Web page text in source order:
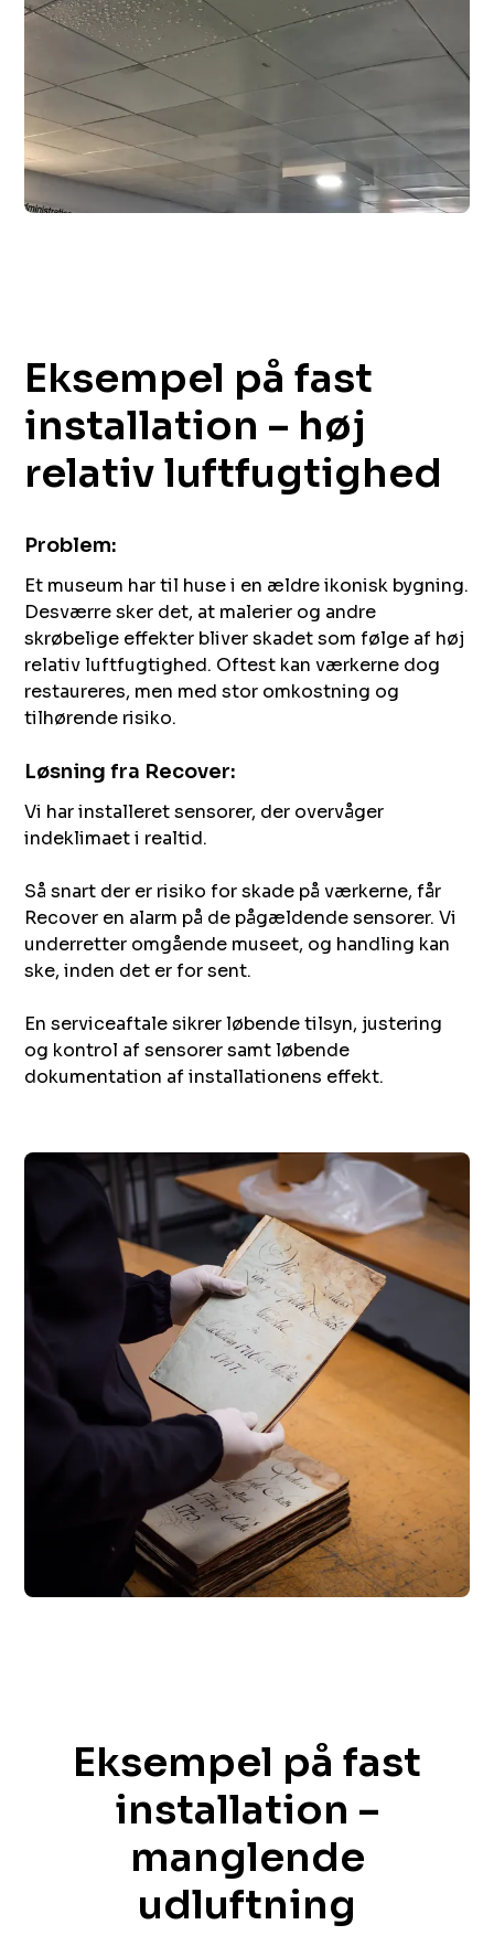
Eksempel på fast
installation – høj
relativ luftfugtighed​​​​‌ ‍ ​‍​‍‌‍ ‌ ​‍‌‍‍‌‌‍‌ ‌‍‍‌‌‍ ‍​‍​‍​ ‍‍​‍​‍‌ ​ ‌‍​‌‌‍ ‍‌‍‍‌‌ ‌​‌ ‍‌​‍ ‍‌‍‍‌‌‍ ​‍​‍​‍ ​​‍​‍‌‍‍​‌ ​‍‌‍‌‌‌‍‌‍​‍​‍​ ‍‍​‍​‍​‍ ‌ ​ ‌ ‌​‌ ‌‌‌‍‌​‌‍‍‌‌‍ ​‍ ‌‍‍‌‌‍ ‍‌ ‌​‌‍‌‌‌‍ ‍‌ ‌​​‍ ‌‍‌‌‌‍‌​‌‍‍‌‌ ‌​​‍ ‌‍ ‌‌‍ ‌‍‌​‌‍‌‌​ ‌‌ ​​‌ ​‍‌‍‌‌‌ ​ ‌‍‌‌‌‍ ‍‌ ‌​‌‍​‌‌ ‌​‌‍‍‌‌‍ ‌‍ ‍​ ‍ ‌‍‍‌‌‍‌​​ ‌​ ‍‌​ ​‍‌‍​‍​ ​ ‌‍‌‌​ ‌ ​ ‌​​ ​‍​‍ ‌​ ​‍​ ​‌​ ​‌​ ‌ ​‍ ‌​ ‌​​ ‌‌​ ‌‌‌‍‌​​‍ ‌​ ‍​​ ‍​​ ‌‍‌‍​‌​‍ ‌‌‍‌‍‌‍‌​​ ​‌​ ‌‍​ ​ ​ ‍‌​ ‌‌‌‍​ ​ ‍‌‌‍‌‍​ ​​​ ‌‍​ ‍ ‌ ‌​‌ ‍‌‌ ​​‌‍‌‌​ ‌‌ ​ ‌‍‍‌‌ ‌​‌‍‌‌‌‌​​‌‍​‌‌‍‌ ‌‍‌‌​ ‍ ‌ ​​‌‍​‌‌ ‌​‌‍‍​​ ‌‌ ​​‌‍​‌‌‍‌ ‌‍‌‌‌​​‍‌ ‌‌‌‍‍‌‌‍ ​‌‍‌​‌‍‌‌‌ ​‍​‍‌‌​ ‌‌‌​​‍‌‌ ‌‍‍ ‌‍‌‌‌ ‍‌​‍‌‌​ ​ ‌​‌​​‍‌‌​ ​ ‌​‌​​‍‌‌​ ​‍​ ​‍​ ‌‍​ ‍​​ ‌‌​ ​ ​ ​‍​ ‌​​ ​ ‌‍​‌‌‍‌​​ ​​‌‍‌​​ ​​​‍‌‌​ ​‍​ ​‍​‍‌‌​ ‌‌‌​‌​​‍ ‍‌‍​ ‌‍ ‌‍ ‍‌ ‌​‌‍‌‌‌‍ ‍‌ ‌​​‍‌‌​ ‌‌‌​​‍‌‌ ‌‍‍ ‌‍‌‌‌ ‍‌​‍‌‌​ ​ ‌​‌​​‍‌‌​ ​ ‌​‌​​‍‌‌​ ​‍​ ​‍‌‍​‍​ ‍‌‌‍​‍​ ​‌​ ​‌‌‍‌‍‌‍‌‍​ ‌ ​ ‍​​ ​‍​ ​‌‌‍‌‍​‍‌‌​ ​‍​ ​‍​‍‌‌​ ‌‌‌​‌​​‍ ‍‌‍​ ‌‍‍​‌‍‍‌‌‍ ​‌‍‌​‌ ​‍‌‍‌‌‌‍ ‍​‍‌‌​ ‌‌‌​​‍‌‌ ‌‍‍ ‌‍‌‌‌ ‍‌​‍‌‌​ ​ ‌​‌​​‍‌‌​ ​ ‌​‌​​‍‌‌​ ​‍​ ​‍‌‍‌‌​ ​ ‌‍‌‌​ ​‍​ ‌ ​ ‌‌​ ‍​​ ​‍​ ‌‌​ ‌‍​ ‌ ‌‍‌‌​‍‌‌​ ​‍​ ​‍​‍‌‌​ ‌‌‌​‌​​‍ ‍‌ ‌​‌‍‌‌‌ ‍​‌ ‌​​ ‌‍​‍‌‍​‌‌ ​ ‌‍‌‌‌‌‌‌‌ ​‍‌‍ ​​ ‌​‍‌‌​ ​‍‌​‌‍‌ ​ ‌ ‌​‌ ‌‌‌‍‌​‌‍‍‌‌‍ ​‍‌‍‌‍‍‌‌‍‌​​ ‌​ ‍‌​ ​‍‌‍​‍​ ​ ‌‍‌‌​ ‌ ​ ‌​​ ​‍​‍ ‌​ ​‍​ ​‌​ ​‌​ ‌ ​‍ ‌​ ‌​​ ‌‌​ ‌‌‌‍‌​​‍ ‌​ ‍​​ ‍​​ ‌‍‌‍​‌​‍ ‌‌‍‌‍‌‍‌​​ ​‌​ ‌‍​ ​ ​ ‍‌​ ‌‌‌‍​ ​ ‍‌‌‍‌‍​ ​​​ ‌‍​‍‌‍‌ ‌​‌ ‍‌‌ ​​‌‍‌‌​ ‌‌ ​ ‌‍‍‌‌ ‌​‌‍‌‌‌‌​​‌‍​‌‌‍‌ ‌‍‌‌​‍‌‍‌ ​​‌‍​‌‌ ‌​‌‍‍​​ ‌‌ ​​‌‍​‌‌‍‌ ‌‍‌‌‌​​‍‌ ‌‌‌‍‍‌‌‍ ​‌‍‌​‌‍‌‌‌ ​‍​‍‌‌​ ‌‌‌​​‍‌‌ ‌‍‍ ‌‍‌‌‌ ‍‌​‍‌‌​ ​ ‌​‌​​‍‌‌​ ​ ‌​‌​​‍‌‌​ ​‍​ ​‍​ ‌‍​ ‍​​ ‌‌​ ​ ​ ​‍​ ‌​​ ​ ‌‍​‌‌‍‌​​ ​​‌‍‌​​ ​​​‍‌‌​ ​‍​ ​‍​‍‌‌​ ‌‌‌​‌​​‍ ‍‌‍​ ‌‍ ‌‍ ‍‌ ‌​‌‍‌‌‌‍ ‍‌ ‌​​‍‌‌​ ‌‌‌​​‍‌‌ ‌‍‍ ‌‍‌‌‌ ‍‌​‍‌‌​ ​ ‌​‌​​‍‌‌​ ​ ‌​‌​​‍‌‌​ ​‍​ ​‍‌‍​‍​ ‍‌‌‍​‍​ ​‌​ ​‌‌‍‌‍‌‍‌‍​ ‌ ​ ‍​​ ​‍​ ​‌‌‍‌‍​‍‌‌​ ​‍​ ​‍​‍‌‌​ ‌‌‌​‌​​‍ ‍‌‍​ ‌‍‍​‌‍‍‌‌‍ ​‌‍‌​‌ ​‍‌‍‌‌‌‍ ‍​‍‌‌​ ‌‌‌​​‍‌‌ ‌‍‍ ‌‍‌‌‌ ‍‌​‍‌‌​ ​ ‌​‌​​‍‌‌​ ​ ‌​‌​​‍‌‌​ ​‍​ ​‍‌‍‌‌​ ​ ‌‍‌‌​ ​‍​ ‌ ​ ‌‌​ ‍​​ ​‍​ ‌‌​ ‌‍​ ‌ ‌‍‌‌​‍‌‌​ ​‍​ ​‍​‍‌‌​ ‌‌‌​‌​​‍ ‍‌ ‌​‌‍‌‌‌ ‍​‌ ‌​​‍‌‍‌ ​​‌‍‌‌‌ ​‍‌ ​ ‌ ​​‌‍‌‌‌‍​ ‌ ‌​‌‍‍‌‌ ‌‍‌‍‌‌​ ‌‌ ​​‌ ‌‌‌‍​‍‌‍ ​‌‍‍‌‌ ​ ‌‍‍​‌‍‌‌‌‍‌​​‍​‍‌ ‌
Problem:
Et museum har til huse i en ældre ikonisk bygning.
Desværre sker det, at malerier og andre
skrøbelige effekter bliver skadet som følge af høj
relativ luftfugtighed. Oftest kan værkerne dog
restaureres, men med stor omkostning og
tilhørende risiko.​‍​‍‌‍ ‌ ​‍‌‍‍‌‌‍‌ ‌‍‍‌‌‍ ‍​‍​‍​ ‍‍​‍​‍‌ ​ ‌‍​‌‌‍ ‍‌‍‍‌‌ ‌​‌ ‍‌​‍ ‍‌‍‍‌‌‍ ​‍​‍​‍ ​​‍​‍‌‍‍​‌ ​‍‌‍‌‌‌‍‌‍​‍​‍​ ‍‍​‍​‍​‍ ‌ ​ ‌ ‌​‌ ‌‌‌‍‌​‌‍‍‌‌‍ ​‍ ‌‍‍‌‌‍ ‍‌ ‌​‌‍‌‌‌‍ ‍‌ ‌​​‍ ‌‍‌‌‌‍‌​‌‍‍‌‌ ‌​​‍ ‌‍ ‌‌‍ ‌‍‌​‌‍‌‌​ ‌‌ ​​‌ ​‍‌‍‌‌‌ ​ ‌‍‌‌‌‍ ‍‌ ‌​‌‍​‌‌ ‌​‌‍‍‌‌‍ ‌‍ ‍​ ‍ ‌‍‍‌‌‍‌​​ ‌​ ‍‌​ ​‍‌‍​‍​ ​ ‌‍‌‌​ ‌ ​ ‌​​ ​‍​‍ ‌​ ​‍​ ​‌​ ​‌​ ‌ ​‍ ‌​ ‌​​ ‌‌​ ‌‌‌‍‌​​‍ ‌​ ‍​​ ‍​​ ‌‍‌‍​‌​‍ ‌‌‍‌‍‌‍‌​​ ​‌​ ‌‍​ ​ ​ ‍‌​ ‌‌‌‍​ ​ ‍‌‌‍‌‍​ ​​​ ‌‍​ ‍ ‌ ‌​‌ ‍‌‌ ​​‌‍‌‌​ ‌‌ ​ ‌‍‍‌‌ ‌​‌‍‌‌‌‌​​‌‍​‌‌‍‌ ‌‍‌‌​ ‍ ‌ ​​‌‍​‌‌ ‌​‌‍‍​​ ‌‌ ​​‌‍​‌‌‍‌ ‌‍‌‌‌​​‍‌ ‌‌‌‍‍‌‌‍ ​‌‍‌​‌‍‌‌‌ ​‍​‍‌‌​ ‌‌‌​​‍‌‌ ‌‍‍ ‌‍‌‌‌ ‍‌​‍‌‌​ ​ ‌​‌​​‍‌‌​ ​ ‌​‌​​‍‌‌​ ​‍​ ​‍​ ‌‍​ ‍​​ ‌‌​ ​ ​ ​‍​ ‌​​ ​ ‌‍​‌‌‍‌​​ ​​‌‍‌​​ ​​​‍‌‌​ ​‍​ ​‍​‍‌‌​ ‌‌‌​‌​​‍ ‍‌‍​ ‌‍ ‌‍ ‍‌ ‌​‌‍‌‌‌‍ ‍‌ ‌​​‍‌‌​ ‌‌‌​​‍‌‌ ‌‍‍ ‌‍‌‌‌ ‍‌​‍‌‌​ ​ ‌​‌​​‍‌‌​ ​ ‌​‌​​‍‌‌​ ​‍​ ​‍​ ​‌​ ​​​ ‌​​ ‌ ​ ​ ​ ​‍​ ‌​​ ​‍​ ‌‍​ ‍​​ ​​​ ‌‌​‍‌‌​ ​‍​ ​‍​‍‌‌​ ‌‌‌​‌​​‍ ‍‌‍​ ‌‍‍​‌‍‍‌‌‍ ​‌‍‌​‌ ​‍‌‍‌‌‌‍ ‍​‍‌‌​ ‌‌‌​​‍‌‌ ‌‍‍ ‌‍‌‌‌ ‍‌​‍‌‌​ ​ ‌​‌​​‍‌‌​ ​ ‌​‌​​‍‌‌​ ​‍​ ​‍​ ​‍​ ​​‌‍​‍‌‍​ ​ ‍​​ ​‍​ ‍​​ ‍​​ ​‌‌‍‌‌​ ​ ‌‍​‌​‍‌‌​ ​‍​ ​‍​‍‌‌​ ‌‌‌​‌​​‍ ‍‌ ‌​‌‍‌‌‌ ‍​‌ ‌​​ ‌‍​‍‌‍​‌‌ ​ ‌‍‌‌‌‌‌‌‌ ​‍‌‍ ​​ ‌​‍‌‌​ ​‍‌​‌‍‌ ​ ‌ ‌​‌ ‌‌‌‍‌​‌‍‍‌‌‍ ​‍‌‍‌‍‍‌‌‍‌​​ ‌​ ‍‌​ ​‍‌‍​‍​ ​ ‌‍‌‌​ ‌ ​ ‌​​ ​‍​‍ ‌​ ​‍​ ​‌​ ​‌​ ‌ ​‍ ‌​ ‌​​ ‌‌​ ‌‌‌‍‌​​‍ ‌​ ‍​​ ‍​​ ‌‍‌‍​‌​‍ ‌‌‍‌‍‌‍‌​​ ​‌​ ‌‍​ ​ ​ ‍‌​ ‌‌‌‍​ ​ ‍‌‌‍‌‍​ ​​​ ‌‍​‍‌‍‌ ‌​‌ ‍‌‌ ​​‌‍‌‌​ ‌‌ ​ ‌‍‍‌‌ ‌​‌‍‌‌‌‌​​‌‍​‌‌‍‌ ‌‍‌‌​‍‌‍‌ ​​‌‍​‌‌ ‌​‌‍‍​​ ‌‌ ​​‌‍​‌‌‍‌ ‌‍‌‌‌​​‍‌ ‌‌‌‍‍‌‌‍ ​‌‍‌​‌‍‌‌‌ ​‍​‍‌‌​ ‌‌‌​​‍‌‌ ‌‍‍ ‌‍‌‌‌ ‍‌​‍‌‌​ ​ ‌​‌​​‍‌‌​ ​ ‌​‌​​‍‌‌​ ​‍​ ​‍​ ‌‍​ ‍​​ ‌‌​ ​ ​ ​‍​ ‌​​ ​ ‌‍​‌‌‍‌​​ ​​‌‍‌​​ ​​​‍‌‌​ ​‍​ ​‍​‍‌‌​ ‌‌‌​‌​​‍ ‍‌‍​ ‌‍ ‌‍ ‍‌ ‌​‌‍‌‌‌‍ ‍‌ ‌​​‍‌‌​ ‌‌‌​​‍‌‌ ‌‍‍ ‌‍‌‌‌ ‍‌​‍‌‌​ ​ ‌​‌​​‍‌‌​ ​ ‌​‌​​‍‌‌​ ​‍​ ​‍​ ​‌​ ​​​ ‌​​ ‌ ​ ​ ​ ​‍​ ‌​​ ​‍​ ‌‍​ ‍​​ ​​​ ‌‌​‍‌‌​ ​‍​ ​‍​‍‌‌​ ‌‌‌​‌​​‍ ‍‌‍​ ‌‍‍​‌‍‍‌‌‍ ​‌‍‌​‌ ​‍‌‍‌‌‌‍ ‍​‍‌‌​ ‌‌‌​​‍‌‌ ‌‍‍ ‌‍‌‌‌ ‍‌​‍‌‌​ ​ ‌​‌​​‍‌‌​ ​ ‌​‌​​‍‌‌​ ​‍​ ​‍​ ​‍​ ​​‌‍​‍‌‍​ ​ ‍​​ ​‍​ ‍​​ ‍​​ ​‌‌‍‌‌​ ​ ‌‍​‌​‍‌‌​ ​‍​ ​‍​‍‌‌​ ‌‌‌​‌​​‍ ‍‌ ‌​‌‍‌‌‌ ‍​‌ ‌​​‍‌‍‌ ​​‌‍‌‌‌ ​‍‌ ​ ‌ ​​‌‍‌‌‌‍​ ‌ ‌​‌‍‍‌‌ ‌‍‌‍‌‌​ ‌‌ ​​‌ ‌‌‌‍​‍‌‍ ​‌‍‍‌‌ ​ ‌‍‍​‌‍‌‌‌‍‌​​‍​‍‌ ‌
Løsning fra Recover:​​​​‌ ‍ ​‍​‍‌‍ ‌ ​‍‌‍‍‌‌‍‌ ‌‍‍‌‌‍ ‍​‍​‍​ ‍‍​‍​‍‌ ​ ‌‍​‌‌‍ ‍‌‍‍‌‌ ‌​‌ ‍‌​‍ ‍‌‍‍‌‌‍ ​‍​‍​‍ ​​‍​‍‌‍‍​‌ ​‍‌‍‌‌‌‍‌‍​‍​‍​ ‍‍​‍​‍​‍ ‌ ​ ‌ ‌​‌ ‌‌‌‍‌​‌‍‍‌‌‍ ​‍ ‌‍‍‌‌‍ ‍‌ ‌​‌‍‌‌‌‍ ‍‌ ‌​​‍ ‌‍‌‌‌‍‌​‌‍‍‌‌ ‌​​‍ ‌‍ ‌‌‍ ‌‍‌​‌‍‌‌​ ‌‌ ​​‌ ​‍‌‍‌‌‌ ​ ‌‍‌‌‌‍ ‍‌ ‌​‌‍​‌‌ ‌​‌‍‍‌‌‍ ‌‍ ‍​ ‍ ‌‍‍‌‌‍‌​​ ‌​ ‍‌​ ​‍‌‍​‍​ ​ ‌‍‌‌​ ‌ ​ ‌​​ ​‍​‍ ‌​ ​‍​ ​‌​ ​‌​ ‌ ​‍ ‌​ ‌​​ ‌‌​ ‌‌‌‍‌​​‍ ‌​ ‍​​ ‍​​ ‌‍‌‍​‌​‍ ‌‌‍‌‍‌‍‌​​ ​‌​ ‌‍​ ​ ​ ‍‌​ ‌‌‌‍​ ​ ‍‌‌‍‌‍​ ​​​ ‌‍​ ‍ ‌ ‌​‌ ‍‌‌ ​​‌‍‌‌​ ‌‌ ​ ‌‍‍‌‌ ‌​‌‍‌‌‌‌​​‌‍​‌‌‍‌ ‌‍‌‌​ ‍ ‌ ​​‌‍​‌‌ ‌​‌‍‍​​ ‌‌ ​​‌‍​‌‌‍‌ ‌‍‌‌‌​​‍‌ ‌‌‌‍‍‌‌‍ ​‌‍‌​‌‍‌‌‌ ​‍​‍‌‌​ ‌‌‌​​‍‌‌ ‌‍‍ ‌‍‌‌‌ ‍‌​‍‌‌​ ​ ‌​‌​​‍‌‌​ ​ ‌​‌​​‍‌‌​ ​‍​ ​‍​ ‌‍​ ‍​​ ‌‌​ ​ ​ ​‍​ ‌​​ ​ ‌‍​‌‌‍‌​​ ​​‌‍‌​​ ​​​‍‌‌​ ​‍​ ​‍​‍‌‌​ ‌‌‌​‌​​‍ ‍‌‍​ ‌‍ ‌‍ ‍‌ ‌​‌‍‌‌‌‍ ‍‌ ‌​​‍‌‌​ ‌‌‌​​‍‌‌ ‌‍‍ ‌‍‌‌‌ ‍‌​‍‌‌​ ​ ‌​‌​​‍‌‌​ ​ ‌​‌​​‍‌‌​ ​‍​ ​‍​ ​‌‌‍‌​​ ​​​ ​​‌‍‌​​ ​‍​ ‌‍​ ‌ ​ ‌‍‌‍‌‍​ ‌​​ ‍​​‍‌‌​ ​‍​ ​‍​‍‌‌​ ‌‌‌​‌​​‍ ‍‌‍​ ‌‍‍​‌‍‍‌‌‍ ​‌‍‌​‌ ​‍‌‍‌‌‌‍ ‍​‍‌‌​ ‌‌‌​​‍‌‌ ‌‍‍ ‌‍‌‌‌ ‍‌​‍‌‌​ ​ ‌​‌​​‍‌‌​ ​ ‌​‌​​‍‌‌​ ​‍​ ​‍‌‍‌‍​ ​‍​ ‌‍​ ​‌‌‍​‌​ ‌​‌‍‌‍​ ‌‌‌‍​ ‌‍​‍​ ‌‍​ ​‌​‍‌‌​ ​‍​ ​‍​‍‌‌​ ‌‌‌​‌​​‍ ‍‌ ‌​‌‍‌‌‌ ‍​‌ ‌​​ ‌‍​‍‌‍​‌‌ ​ ‌‍‌‌‌‌‌‌‌ ​‍‌‍ ​​ ‌​‍‌‌​ ​‍‌​‌‍‌ ​ ‌ ‌​‌ ‌‌‌‍‌​‌‍‍‌‌‍ ​‍‌‍‌‍‍‌‌‍‌​​ ‌​ ‍‌​ ​‍‌‍​‍​ ​ ‌‍‌‌​ ‌ ​ ‌​​ ​‍​‍ ‌​ ​‍​ ​‌​ ​‌​ ‌ ​‍ ‌​ ‌​​ ‌‌​ ‌‌‌‍‌​​‍ ‌​ ‍​​ ‍​​ ‌‍‌‍​‌​‍ ‌‌‍‌‍‌‍‌​​ ​‌​ ‌‍​ ​ ​ ‍‌​ ‌‌‌‍​ ​ ‍‌‌‍‌‍​ ​​​ ‌‍​‍‌‍‌ ‌​‌ ‍‌‌ ​​‌‍‌‌​ ‌‌ ​ ‌‍‍‌‌ ‌​‌‍‌‌‌‌​​‌‍​‌‌‍‌ ‌‍‌‌​‍‌‍‌ ​​‌‍​‌‌ ‌​‌‍‍​​ ‌‌ ​​‌‍​‌‌‍‌ ‌‍‌‌‌​​‍‌ ‌‌‌‍‍‌‌‍ ​‌‍‌​‌‍‌‌‌ ​‍​‍‌‌​ ‌‌‌​​‍‌‌ ‌‍‍ ‌‍‌‌‌ ‍‌​‍‌‌​ ​ ‌​‌​​‍‌‌​ ​ ‌​‌​​‍‌‌​ ​‍​ ​‍​ ‌‍​ ‍​​ ‌‌​ ​ ​ ​‍​ ‌​​ ​ ‌‍​‌‌‍‌​​ ​​‌‍‌​​ ​​​‍‌‌​ ​‍​ ​‍​‍‌‌​ ‌‌‌​‌​​‍ ‍‌‍​ ‌‍ ‌‍ ‍‌ ‌​‌‍‌‌‌‍ ‍‌ ‌​​‍‌‌​ ‌‌‌​​‍‌‌ ‌‍‍ ‌‍‌‌‌ ‍‌​‍‌‌​ ​ ‌​‌​​‍‌‌​ ​ ‌​‌​​‍‌‌​ ​‍​ ​‍​ ​‌‌‍‌​​ ​​​ ​​‌‍‌​​ ​‍​ ‌‍​ ‌ ​ ‌‍‌‍‌‍​ ‌​​ ‍​​‍‌‌​ ​‍​ ​‍​‍‌‌​ ‌‌‌​‌​​‍ ‍‌‍​ ‌‍‍​‌‍‍‌‌‍ ​‌‍‌​‌ ​‍‌‍‌‌‌‍ ‍​‍‌‌​ ‌‌‌​​‍‌‌ ‌‍‍ ‌‍‌‌‌ ‍‌​‍‌‌​ ​ ‌​‌​​‍‌‌​ ​ ‌​‌​​‍‌‌​ ​‍​ ​‍‌‍‌‍​ ​‍​ ‌‍​ ​‌‌‍​‌​ ‌​‌‍‌‍​ ‌‌‌‍​ ‌‍​‍​ ‌‍​ ​‌​‍‌‌​ ​‍​ ​‍​‍‌‌​ ‌‌‌​‌​​‍ ‍‌ ‌​‌‍‌‌‌ ‍​‌ ‌​​‍‌‍‌ ​​‌‍‌‌‌ ​‍‌ ​ ‌ ​​‌‍‌‌‌‍​ ‌ ‌​‌‍‍‌‌ ‌‍‌‍‌‌​ ‌‌ ​​‌ ‌‌‌‍​‍‌‍ ​‌‍‍‌‌ ​ ‌‍‍​‌‍‌‌‌‍‌​​‍​‍‌ ‌
Vi har installeret sensorer, der overvåger
indeklimaet i realtid.
Så snart der er risiko for skade på værkerne, får
Recover en alarm på de pågældende sensorer. Vi
underretter omgående museet, og handling kan
ske, inden det er for sent.
En serviceaftale sikrer løbende tilsyn, justering
og kontrol af sensorer samt løbende
dokumentation af installationens effekt.‌ ‍ ​‍​‍‌‍ ‌ ​‍‌‍‍‌‌‍‌ ‌‍‍‌‌‍ ‍​‍​‍​ ‍‍​‍​‍‌ ​ ‌‍​‌‌‍ ‍‌‍‍‌‌ ‌​‌ ‍‌​‍ ‍‌‍‍‌‌‍ ​‍​‍​‍ ​​‍​‍‌‍‍​‌ ​‍‌‍‌‌‌‍‌‍​‍​‍​ ‍‍​‍​‍​‍ ‌ ​ ‌ ‌​‌ ‌‌‌‍‌​‌‍‍‌‌‍ ​‍ ‌‍‍‌‌‍ ‍‌ ‌​‌‍‌‌‌‍ ‍‌ ‌​​‍ ‌‍‌‌‌‍‌​‌‍‍‌‌ ‌​​‍ ‌‍ ‌‌‍ ‌‍‌​‌‍‌‌​ ‌‌ ​​‌ ​‍‌‍‌‌‌ ​ ‌‍‌‌‌‍ ‍‌ ‌​‌‍​‌‌ ‌​‌‍‍‌‌‍ ‌‍ ‍​ ‍ ‌‍‍‌‌‍‌​​ ‌​ ‍‌​ ​‍‌‍​‍​ ​ ‌‍‌‌​ ‌ ​ ‌​​ ​‍​‍ ‌​ ​‍​ ​‌​ ​‌​ ‌ ​‍ ‌​ ‌​​ ‌‌​ ‌‌‌‍‌​​‍ ‌​ ‍​​ ‍​​ ‌‍‌‍​‌​‍ ‌‌‍‌‍‌‍‌​​ ​‌​ ‌‍​ ​ ​ ‍‌​ ‌‌‌‍​ ​ ‍‌‌‍‌‍​ ​​​ ‌‍​ ‍ ‌ ‌​‌ ‍‌‌ ​​‌‍‌‌​ ‌‌ ​ ‌‍‍‌‌ ‌​‌‍‌‌‌‌​​‌‍​‌‌‍‌ ‌‍‌‌​ ‍ ‌ ​​‌‍​‌‌ ‌​‌‍‍​​ ‌‌ ​​‌‍​‌‌‍‌ ‌‍‌‌‌​​‍‌ ‌‌‌‍‍‌‌‍ ​‌‍‌​‌‍‌‌‌ ​‍​‍‌‌​ ‌‌‌​​‍‌‌ ‌‍‍ ‌‍‌‌‌ ‍‌​‍‌‌​ ​ ‌​‌​​‍‌‌​ ​ ‌​‌​​‍‌‌​ ​‍​ ​‍​ ‌‍​ ‍​​ ‌‌​ ​ ​ ​‍​ ‌​​ ​ ‌‍​‌‌‍‌​​ ​​‌‍‌​​ ​​​‍‌‌​ ​‍​ ​‍​‍‌‌​ ‌‌‌​‌​​‍ ‍‌‍​ ‌‍ ‌‍ ‍‌ ‌​‌‍‌‌‌‍ ‍‌ ‌​​‍‌‌​ ‌‌‌​​‍‌‌ ‌‍‍ ‌‍‌‌‌ ‍‌​‍‌‌​ ​ ‌​‌​​‍‌‌​ ​ ‌​‌​​‍‌‌​ ​‍​ ​‍‌‍‌‌​ ​‌‌‍​‌​ ‌‍​ ‌​​ ‌ ​ ‍​​ ‍​​ ​​​ ​‌​ ​‌‌‍​ ​‍‌‌​ ​‍​ ​‍​‍‌‌​ ‌‌‌​‌​​‍ ‍‌‍​ ‌‍‍​‌‍‍‌‌‍ ​‌‍‌​‌ ​‍‌‍‌‌‌‍ ‍​‍‌‌​ ‌‌‌​​‍‌‌ ‌‍‍ ‌‍‌‌‌ ‍‌​‍‌‌​ ​ ‌​‌​​‍‌‌​ ​ ‌​‌​​‍‌‌​ ​‍​ ​‍‌‍‌​​ ​​‌‍‌​‌‍‌‌​ ‍‌‌‍‌‍​ ‌​​ ​‍‌‍​‌‌‍​‍​ ‌ ​ ​ ​‍‌‌​ ​‍​ ​‍​‍‌‌​ ‌‌‌​‌​​‍ ‍‌ ‌​‌‍‌‌‌ ‍​‌ ‌​​ ‌‍​‍‌‍​‌‌ ​ ‌‍‌‌‌‌‌‌‌ ​‍‌‍ ​​ ‌​‍‌‌​ ​‍‌​‌‍‌ ​ ‌ ‌​‌ ‌‌‌‍‌​‌‍‍‌‌‍ ​‍‌‍‌‍‍‌‌‍‌​​ ‌​ ‍‌​ ​‍‌‍​‍​ ​ ‌‍‌‌​ ‌ ​ ‌​​ ​‍​‍ ‌​ ​‍​ ​‌​ ​‌​ ‌ ​‍ ‌​ ‌​​ ‌‌​ ‌‌‌‍‌​​‍ ‌​ ‍​​ ‍​​ ‌‍‌‍​‌​‍ ‌‌‍‌‍‌‍‌​​ ​‌​ ‌‍​ ​ ​ ‍‌​ ‌‌‌‍​ ​ ‍‌‌‍‌‍​ ​​​ ‌‍​‍‌‍‌ ‌​‌ ‍‌‌ ​​‌‍‌‌​ ‌‌ ​ ‌‍‍‌‌ ‌​‌‍‌‌‌‌​​‌‍​‌‌‍‌ ‌‍‌‌​‍‌‍‌ ​​‌‍​‌‌ ‌​‌‍‍​​ ‌‌ ​​‌‍​‌‌‍‌ ‌‍‌‌‌​​‍‌ ‌‌‌‍‍‌‌‍ ​‌‍‌​‌‍‌‌‌ ​‍​‍‌‌​ ‌‌‌​​‍‌‌ ‌‍‍ ‌‍‌‌‌ ‍‌​‍‌‌​ ​ ‌​‌​​‍‌‌​ ​ ‌​‌​​‍‌‌​ ​‍​ ​‍​ ‌‍​ ‍​​ ‌‌​ ​ ​ ​‍​ ‌​​ ​ ‌‍​‌‌‍‌​​ ​​‌‍‌​​ ​​​‍‌‌​ ​‍​ ​‍​‍‌‌​ ‌‌‌​‌​​‍ ‍‌‍​ ‌‍ ‌‍ ‍‌ ‌​‌‍‌‌‌‍ ‍‌ ‌​​‍‌‌​ ‌‌‌​​‍‌‌ ‌‍‍ ‌‍‌‌‌ ‍‌​‍‌‌​ ​ ‌​‌​​‍‌‌​ ​ ‌​‌​​‍‌‌​ ​‍​ ​‍‌‍‌‌​ ​‌‌‍​‌​ ‌‍​ ‌​​ ‌ ​ ‍​​ ‍​​ ​​​ ​‌​ ​‌‌‍​ ​‍‌‌​ ​‍​ ​‍​‍‌‌​ ‌‌‌​‌​​‍ ‍‌‍​ ‌‍‍​‌‍‍‌‌‍ ​‌‍‌​‌ ​‍‌‍‌‌‌‍ ‍​‍‌‌​ ‌‌‌​​‍‌‌ ‌‍‍ ‌‍‌‌‌ ‍‌​‍‌‌​ ​ ‌​‌​​‍‌‌​ ​ ‌​‌​​‍‌‌​ ​‍​ ​‍‌‍‌​​ ​​‌‍‌​‌‍‌‌​ ‍‌‌‍‌‍​ ‌​​ ​‍‌‍​‌‌‍​‍​ ‌ ​ ​ ​‍‌‌​ ​‍​ ​‍​‍‌‌​ ‌‌‌​‌​​‍ ‍‌ ‌​‌‍‌‌‌ ‍​‌ ‌​​‍‌‍‌ ​​‌‍‌‌‌ ​‍‌ ​ ‌ ​​‌‍‌‌‌‍​ ‌ ‌​‌‍‍‌‌ ‌‍‌‍‌‌​ ‌‌ ​​‌ ‌‌‌‍​‍‌‍ ​‌‍‍‌‌ ​ ‌‍‍​‌‍‌‌‌‍‌​​‍​‍‌ ‌
‌ ‍ ​‍​‍‌‍Eksempel på fast
installation –
manglende
udluftning​​​​‌ ‍ ​‍​‍‌‍ ‌ ​‍‌‍‍‌‌‍‌ ‌‍‍‌‌‍ ‍​‍​‍​ ‍‍​‍​‍‌ ​ ‌‍​‌‌‍ ‍‌‍‍‌‌ ‌​‌ ‍‌​‍ ‍‌‍‍‌‌‍ ​‍​‍​‍ ​​‍​‍‌‍‍​‌ ​‍‌‍‌‌‌‍‌‍​‍​‍​ ‍‍​‍​‍​‍ ‌ ​ ‌ ‌​‌ ‌‌‌‍‌​‌‍‍‌‌‍ ​‍ ‌‍‍‌‌‍ ‍‌ ‌​‌‍‌‌‌‍ ‍‌ ‌​​‍ ‌‍‌‌‌‍‌​‌‍‍‌‌ ‌​​‍ ‌‍ ‌‌‍ ‌‍‌​‌‍‌‌​ ‌‌ ​​‌ ​‍‌‍‌‌‌ ​ ‌‍‌‌‌‍ ‍‌ ‌​‌‍​‌‌ ‌​‌‍‍‌‌‍ ‌‍ ‍​ ‍ ‌‍‍‌‌‍‌​​ ‌​ ‍‌​ ​‍‌‍​‍​ ​ ‌‍‌‌​ ‌ ​ ‌​​ ​‍​‍ ‌​ ​‍​ ​‌​ ​‌​ ‌ ​‍ ‌​ ‌​​ ‌‌​ ‌‌‌‍‌​​‍ ‌​ ‍​​ ‍​​ ‌‍‌‍​‌​‍ ‌‌‍‌‍‌‍‌​​ ​‌​ ‌‍​ ​ ​ ‍‌​ ‌‌‌‍​ ​ ‍‌‌‍‌‍​ ​​​ ‌‍​ ‍ ‌ ‌​‌ ‍‌‌ ​​‌‍‌‌​ ‌‌ ​ ‌‍‍‌‌ ‌​‌‍‌‌‌‌​​‌‍​‌‌‍‌ ‌‍‌‌​ ‍ ‌ ​​‌‍​‌‌ ‌​‌‍‍​​ ‌‌ ​​‌‍​‌‌‍‌ ‌‍‌‌‌​​‍‌ ‌‌‌‍‍‌‌‍ ​‌‍‌​‌‍‌‌‌ ​‍​‍‌‌​ ‌‌‌​​‍‌‌ ‌‍‍ ‌‍‌‌‌ ‍‌​‍‌‌​ ​ ‌​‌​​‍‌‌​ ​ ‌​‌​​‍‌‌​ ​‍​ ​‍​ ‌‍​ ‍​​ ‌‌​ ​ ​ ​‍​ ‌​​ ​ ‌‍​‌‌‍‌​​ ​​‌‍‌​​ ​​​‍‌‌​ ​‍​ ​‍​‍‌‌​ ‌‌‌​‌​​‍ ‍‌‍​ ‌‍ ‌‍ ‍‌ ‌​‌‍‌‌‌‍ ‍‌ ‌​​‍‌‌​ ‌‌‌​​‍‌‌ ‌‍‍ ‌‍‌‌‌ ‍‌​‍‌‌​ ​ ‌​‌​​‍‌‌​ ​ ‌​‌​​‍‌‌​ ​‍​ ​‍​ ‍‌​ ‌​​ ‌‌​ ‍‌‌‍‌​​ ​ ‌‍‌​​ ‌ ‌‍​‌​ ‌‍‌‍​‌​ ​​​‍‌‌​ ​‍​ ​‍​‍‌‌​ ‌‌‌​‌​​‍ ‍‌‍​ ‌‍‍​‌‍‍‌‌‍ ​‌‍‌​‌ ​‍‌‍‌‌‌‍ ‍​‍‌‌​ ‌‌‌​​‍‌‌ ‌‍‍ ‌‍‌‌‌ ‍‌​‍‌‌​ ​ ‌​‌​​‍‌‌​ ​ ‌​‌​​‍‌‌​ ​‍​ ​‍‌‍​ ​ ​‍​ ‍​‌‍‌‍​ ‌‌​ ​‍​ ‌​​ ‍​​ ‌‍‌‍‌​​ ‌‌​ ‍‌​‍‌‌​ ​‍​ ​‍​‍‌‌​ ‌‌‌​‌​​‍ ‍‌ ‌​‌‍‌‌‌ ‍​‌ ‌​​ ‌‍​‍‌‍​‌‌ ​ ‌‍‌‌‌‌‌‌‌ ​‍‌‍ ​​ ‌​‍‌‌​ ​‍‌​‌‍‌ ​ ‌ ‌​‌ ‌‌‌‍‌​‌‍‍‌‌‍ ​‍‌‍‌‍‍‌‌‍‌​​ ‌​ ‍‌​ ​‍‌‍​‍​ ​ ‌‍‌‌​ ‌ ​ ‌​​ ​‍​‍ ‌​ ​‍​ ​‌​ ​‌​ ‌ ​‍ ‌​ ‌​​ ‌‌​ ‌‌‌‍‌​​‍ ‌​ ‍​​ ‍​​ ‌‍‌‍​‌​‍ ‌‌‍‌‍‌‍‌​​ ​‌​ ‌‍​ ​ ​ ‍‌​ ‌‌‌‍​ ​ ‍‌‌‍‌‍​ ​​​ ‌‍​‍‌‍‌ ‌​‌ ‍‌‌ ​​‌‍‌‌​ ‌‌ ​ ‌‍‍‌‌ ‌​‌‍‌‌‌‌​​‌‍​‌‌‍‌ ‌‍‌‌​‍‌‍‌ ​​‌‍​‌‌ ‌​‌‍‍​​ ‌‌ ​​‌‍​‌‌‍‌ ‌‍‌‌‌​​‍‌ ‌‌‌‍‍‌‌‍ ​‌‍‌​‌‍‌‌‌ ​‍​‍‌‌​ ‌‌‌​​‍‌‌ ‌‍‍ ‌‍‌‌‌ ‍‌​‍‌‌​ ​ ‌​‌​​‍‌‌​ ​ ‌​‌​​‍‌‌​ ​‍​ ​‍​ ‌‍​ ‍​​ ‌‌​ ​ ​ ​‍​ ‌​​ ​ ‌‍​‌‌‍‌​​ ​​‌‍‌​​ ​​​‍‌‌​ ​‍​ ​‍​‍‌‌​ ‌‌‌​‌​​‍ ‍‌‍​ ‌‍ ‌‍ ‍‌ ‌​‌‍‌‌‌‍ ‍‌ ‌​​‍‌‌​ ‌‌‌​​‍‌‌ ‌‍‍ ‌‍‌‌‌ ‍‌​‍‌‌​ ​ ‌​‌​​‍‌‌​ ​ ‌​‌​​‍‌‌​ ​‍​ ​‍​ ‍‌​ ‌​​ ‌‌​ ‍‌‌‍‌​​ ​ ‌‍‌​​ ‌ ‌‍​‌​ ‌‍‌‍​‌​ ​​​‍‌‌​ ​‍​ ​‍​‍‌‌​ ‌‌‌​‌​​‍ ‍‌‍​ ‌‍‍​‌‍‍‌‌‍ ​‌‍‌​‌ ​‍‌‍‌‌‌‍ ‍​‍‌‌​ ‌‌‌​​‍‌‌ ‌‍‍ ‌‍‌‌‌ ‍‌​‍‌‌​ ​ ‌​‌​​‍‌‌​ ​ ‌​‌​​‍‌‌​ ​‍​ ​‍‌‍​ ​ ​‍​ ‍​‌‍‌‍​ ‌‌​ ​‍​ ‌​​ ‍​​ ‌‍‌‍‌​​ ‌‌​ ‍‌​‍‌‌​ ​‍​ ​‍​‍‌‌​ ‌‌‌​‌​​‍ ‍‌ ‌​‌‍‌‌‌ ‍​‌ ‌​​‍‌‍‌ ​​‌‍‌‌‌ ​‍‌ ​ ‌ ​​‌‍‌‌‌‍​ ‌ ‌​‌‍‍‌‌ ‌‍‌‍‌‌​ ‌‌ ​​‌ ‌‌‌‍​‍‌‍ ​‌‍‍‌‌ ​ ‌‍‍​‌‍‌‌‌‍‌​​‍​‍‌ ‌ ‌ ​‍‌‍‍‌‌‍‌ ‌‍‍‌‌‍ ‍​‍​‍​ ‍‍​‍​‍‌ ​ ‌‍​‌‌‍ ‍‌‍‍‌‌ ‌​‌ ‍‌​‍ ‍‌‍‍‌‌‍ ​‍​‍​‍ ​​‍​‍‌‍‍​‌ ​‍‌‍‌‌‌‍‌‍​‍​‍​ ‍‍​‍​‍​‍ ‌ ​ ‌ ‌​‌ ‌‌‌‍‌​‌‍‍‌‌‍ ​‍ ‌‍‍‌‌‍ ‍‌ ‌​‌‍‌‌‌‍ ‍‌ ‌​​‍ ‌‍‌‌‌‍‌​‌‍‍‌‌ ‌​​‍ ‌‍ ‌‌‍ ‌‍‌​‌‍‌‌​ ‌‌ ​​‌ ​‍‌‍‌‌‌ ​ ‌‍‌‌‌‍ ‍‌ ‌​‌‍​‌‌ ‌​‌‍‍‌‌‍ ‌‍ ‍​ ‍ ‌‍‍‌‌‍‌​​ ‌​ ‍‌​ ​‍‌‍​‍​ ​ ‌‍‌‌​ ‌ ​ ‌​​ ​‍​‍ ‌​ ​‍​ ​‌​ ​‌​ ‌ ​‍ ‌​ ‌​​ ‌‌​ ‌‌‌‍‌​​‍ ‌​ ‍​​ ‍​​ ‌‍‌‍​‌​‍ ‌‌‍‌‍‌‍‌​​ ​‌​ ‌‍​ ​ ​ ‍‌​ ‌‌‌‍​ ​ ‍‌‌‍‌‍​ ​​​ ‌‍​ ‍ ‌ ‌​‌ ‍‌‌ ​​‌‍‌‌​ ‌‌ ​ ‌‍‍‌‌ ‌​‌‍‌‌‌‌​​‌‍​‌‌‍‌ ‌‍‌‌​ ‍ ‌ ​​‌‍​‌‌ ‌​‌‍‍​​ ‌‌ ​​‌‍​‌‌‍‌ ‌‍‌‌‌​​‍‌ ‌‌‌‍‍‌‌‍ ​‌‍‌​‌‍‌‌‌ ​‍​‍‌‌​ ‌‌‌​​‍‌‌ ‌‍‍ ‌‍‌‌‌ ‍‌​‍‌‌​ ​ ‌​‌​​‍‌‌​ ​ ‌​‌​​‍‌‌​ ​‍​ ​‍​ ‌‍​ ‍​​ ‌‌​ ​ ​ ​‍​ ‌​​ ​ ‌‍​‌‌‍‌​​ ​​‌‍‌​​ ​​​‍‌‌​ ​‍​ ​‍​‍‌‌​ ‌‌‌​‌​​‍ ‍‌‍​ ‌‍ ‌‍ ‍‌ ‌​‌‍‌‌‌‍ ‍‌ ‌​​‍‌‌​ ‌‌‌​​‍‌‌ ‌‍‍ ‌‍‌‌‌ ‍‌​‍‌‌​ ​ ‌​‌​​‍‌‌​ ​ ‌​‌​​‍‌‌​ ​‍​ ​‍​ ​‍‌‍‌​​ ​​​ ‍​‌‍​‍​ ‌​​ ​‌​ ​‍‌‍‌‍​ ​ ​ ‍​‌‍​‌​‍‌‌​ ​‍​ ​‍​‍‌‌​ ‌‌‌​‌​​‍ ‍‌‍​ ‌‍‍​‌‍‍‌‌‍ ​‌‍‌​‌ ​‍‌‍‌‌‌‍ ‍​‍‌‌​ ‌‌‌​​‍‌‌ ‌‍‍ ‌‍‌‌‌ ‍‌​‍‌‌​ ​ ‌​‌​​‍‌‌​ ​ ‌​‌​​‍‌‌​ ​‍​ ​‍​ ‌ ​ ‌ ​ ‍‌​ ‌​​ ​‌​ ​ ​ ‍‌​ ‌ ‌‍​‌‌‍‌‌​ ​​‌‍‌‌​‍‌‌​ ​‍​ ​‍​‍‌‌​ ‌‌‌​‌​​‍ ‍‌ ‌​‌‍‌‌‌ ‍​‌ ‌​​ ‌‍​‍‌‍​‌‌ ​ ‌‍‌‌‌‌‌‌‌ ​‍‌‍ ​​ ‌​‍‌‌​ ​‍‌​‌‍‌ ​ ‌ ‌​‌ ‌‌‌‍‌​‌‍‍‌‌‍ ​‍‌‍‌‍‍‌‌‍‌​​ ‌​ ‍‌​ ​‍‌‍​‍​ ​ ‌‍‌‌​ ‌ ​ ‌​​ ​‍​‍ ‌​ ​‍​ ​‌​ ​‌​ ‌ ​‍ ‌​ ‌​​ ‌‌​ ‌‌‌‍‌​​‍ ‌​ ‍​​ ‍​​ ‌‍‌‍​‌​‍ ‌‌‍‌‍‌‍‌​​ ​‌​ ‌‍​ ​ ​ ‍‌​ ‌‌‌‍​ ​ ‍‌‌‍‌‍​ ​​​ ‌‍​‍‌‍‌ ‌​‌ ‍‌‌ ​​‌‍‌‌​ ‌‌ ​ ‌‍‍‌‌ ‌​‌‍‌‌‌‌​​‌‍​‌‌‍‌ ‌‍‌‌​‍‌‍‌ ​​‌‍​‌‌ ‌​‌‍‍​​ ‌‌ ​​‌‍​‌‌‍‌ ‌‍‌‌‌​​‍‌ ‌‌‌‍‍‌‌‍ ​‌‍‌​‌‍‌‌‌ ​‍​‍‌‌​ ‌‌‌​​‍‌‌ ‌‍‍ ‌‍‌‌‌ ‍‌​‍‌‌​ ​ ‌​‌​​‍‌‌​ ​ ‌​‌​​‍‌‌​ ​‍​ ​‍​ ‌‍​ ‍​​ ‌‌​ ​ ​ ​‍​ ‌​​ ​ ‌‍​‌‌‍‌​​ ​​‌‍‌​​ ​​​‍‌‌​ ​‍​ ​‍​‍‌‌​ ‌‌‌​‌​​‍ ‍‌‍​ ‌‍ ‌‍ ‍‌ ‌​‌‍‌‌‌‍ ‍‌ ‌​​‍‌‌​ ‌‌‌​​‍‌‌ ‌‍‍ ‌‍‌‌‌ ‍‌​‍‌‌​ ​ ‌​‌​​‍‌‌​ ​ ‌​‌​​‍‌‌​ ​‍​ ​‍​ ​‍‌‍‌​​ ​​​ ‍​‌‍​‍​ ‌​​ ​‌​ ​‍‌‍‌‍​ ​ ​ ‍​‌‍​‌​‍‌‌​ ​‍​ ​‍​‍‌‌​ ‌‌‌​‌​​‍ ‍‌‍​ ‌‍‍​‌‍‍‌‌‍ ​‌‍‌​‌ ​‍‌‍‌‌‌‍ ‍​‍‌‌​ ‌‌‌​​‍‌‌ ‌‍‍ ‌‍‌‌‌ ‍‌​‍‌‌​ ​ ‌​‌​​‍‌‌​ ​ ‌​‌​​‍‌‌​ ​‍​ ​‍​ ‌ ​ ‌ ​ ‍‌​ ‌​​ ​‌​ ​ ​ ‍‌​ ‌ ‌‍​‌‌‍‌‌​ ​​‌‍‌‌​‍‌‌​ ​‍​ ​‍​‍‌‌​ ‌‌‌​‌​​‍ ‍‌ ‌​‌‍‌‌‌ ‍​‌ ‌​​‍‌‍‌ ​​‌‍‌‌‌ ​‍‌ ​ ‌ ​​‌‍‌‌‌‍​ ‌ ‌​‌‍‍‌‌ ‌‍‌‍‌‌​ ‌‌ ​​‌ ‌‌‌‍​‍‌‍ ​‌‍‍‌‌ ​ ‌‍‍​‌‍‌‌‌‍‌​​‍​‍‌ ‌